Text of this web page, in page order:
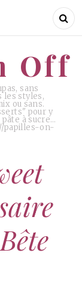
Off
sans
les styles,
ou sans.
pour y
à sucre…
papilles-on-
Off